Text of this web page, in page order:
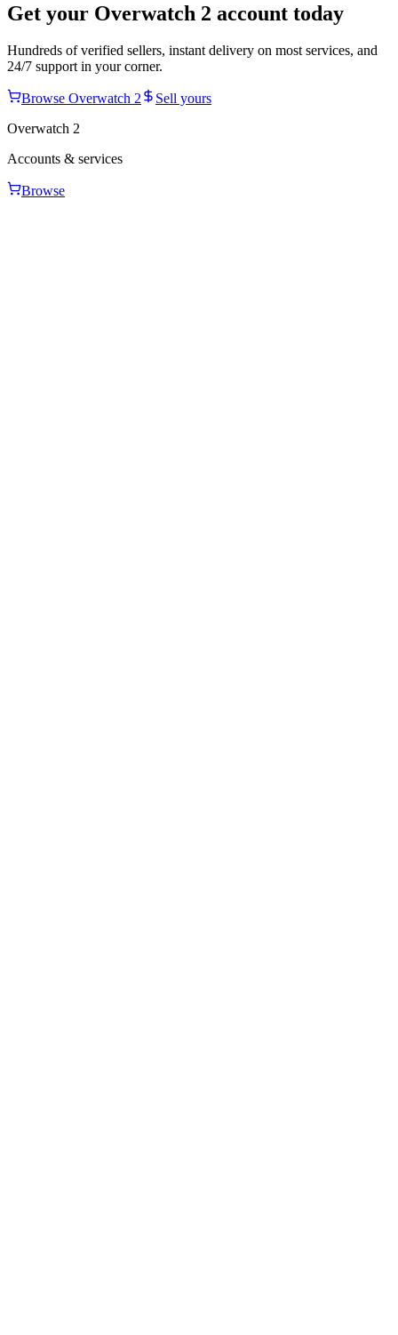
Get your Overwatch 2 account today
Hundreds of verified sellers, instant delivery on most services, and
24/7 support in your corner.
Browse Overwatch 2
Sell yours
Overwatch 2
Accounts & services
Browse